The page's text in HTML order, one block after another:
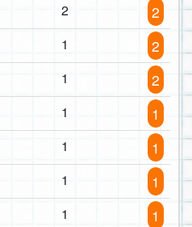
2 2
1 2
1 2
1 1
1 1
1 1
1 1